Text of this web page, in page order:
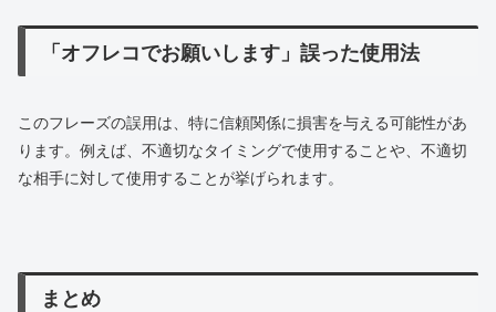
「オフレコでお願いします」誤った使用法
このフレーズの誤用は、特に信頼関係に損害を与える可能性があ
ります。例えば、不適切なタイミングで使用することや、不適切
な相手に対して使用することが挙げられます。
まとめ